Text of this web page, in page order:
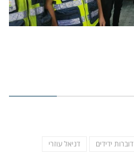
דוברות ידידים דניאל עוזרי